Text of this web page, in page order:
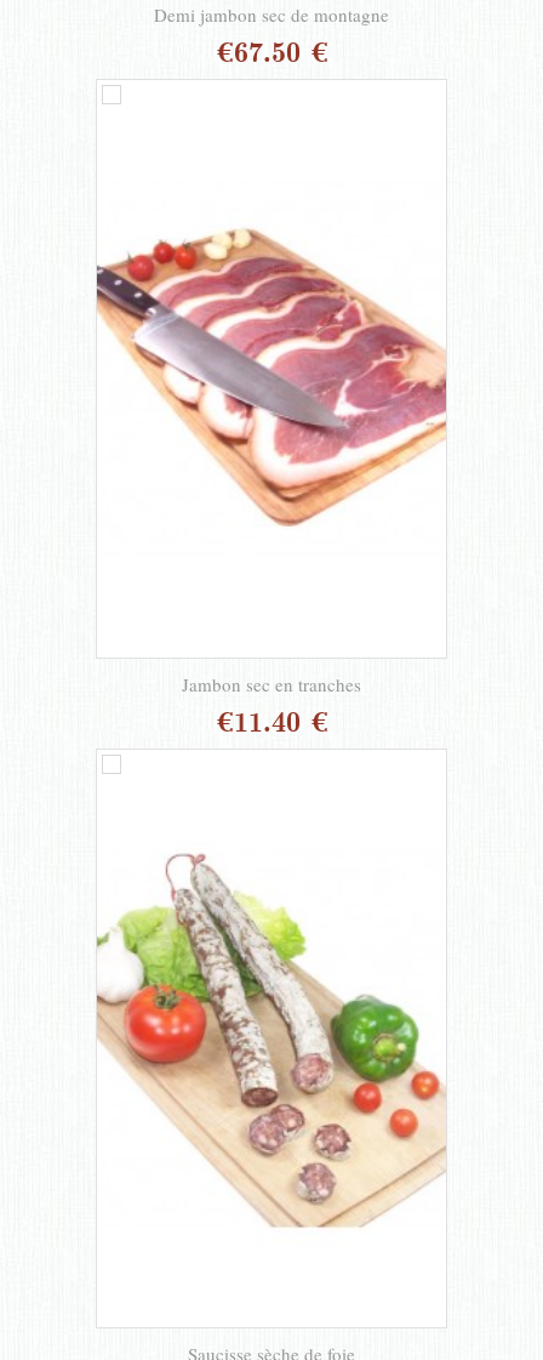
Demi jambon sec de montagne
€67.50 €
Jambon sec en tranches
€11.40 €
Saucisse sèche de foie